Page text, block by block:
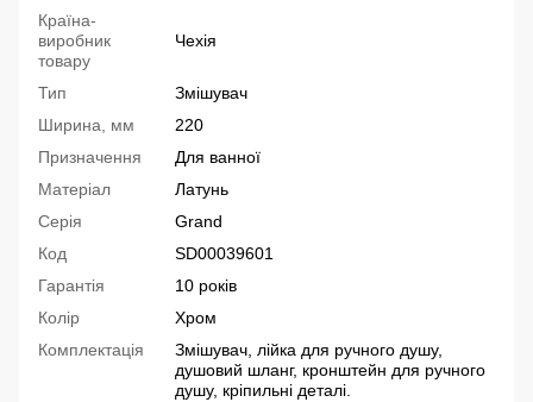
Країна-
виробник
товару
Чехія
Тип
Змішувач
Ширина, мм
220
Призначення
Для ванної
Матеріал
Латунь
Серія
Grand
Код
SD00039601
Гарантія
10 років
Колір
Хром
Комплектація
Змішувач, лійка для ручного душу,
душовий шланг, кронштейн для ручного
душу, кріпильні деталі.